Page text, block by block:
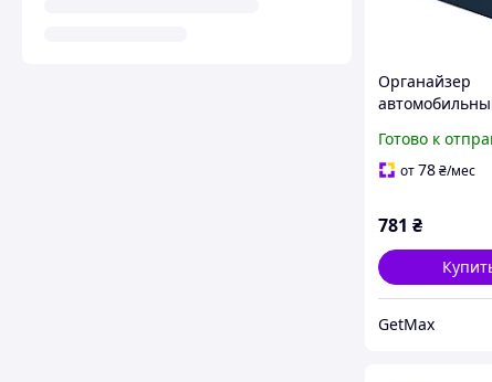
Органайзер
консольный с
Готово к
от78₴/мес
781 ₴
GetMax